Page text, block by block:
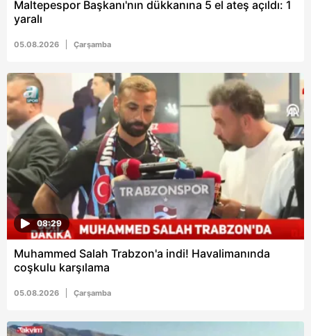
için Ayarlar butonuna tıklayabilir,
hazırlanmış Aydınlatma Metnimizi okumak ve sitemizde
ilgili mevzuata uygun olarak kullanılan çerezlerle ilgili bilgi
almak için lütfentıklayınız.
Maltepespor Başkanı'nın dükkanına 5 el ateş açıldı: 1
yaralı
05.08.2026 Çarşamba
08:29
Muhammed Salah Trabzon'a indi! Havalimanında
coşkulu karşılama
05.08.2026 Çarşamba